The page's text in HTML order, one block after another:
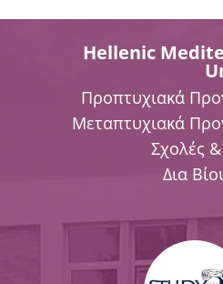
Hellenic
Προπτυχιακά
Μεταπτυχιακά
Σχολές
Δια